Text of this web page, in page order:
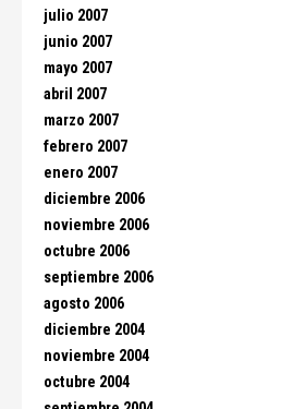
julio 2007
junio 2007
mayo 2007
abril 2007
marzo 2007
febrero 2007
enero 2007
diciembre 2006
noviembre 2006
octubre 2006
septiembre 2006
agosto 2006
diciembre 2004
noviembre 2004
octubre 2004